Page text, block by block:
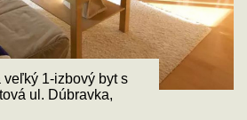
veľký 1-izbový byt s
ul. Dúbravka,